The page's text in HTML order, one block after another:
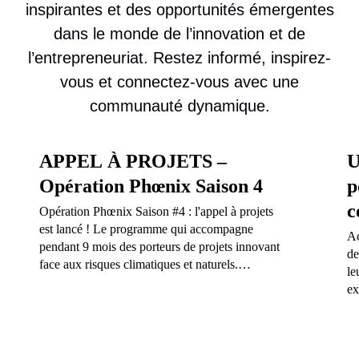
inspirantes et des opportunités émergentes
dans le monde de l’innovation et de
l’entrepreneuriat. Restez informé, inspirez-
vous et connectez-vous avec une
communauté dynamique.
APPEL À PROJETS –
Opération Phœnix Saison 4
Opération Phœnix Saison #4 : l'appel à projets
est lancé ! Le programme qui accompagne
pendant 9 mois des porteurs de projets innovant
face aux risques climatiques et naturels.